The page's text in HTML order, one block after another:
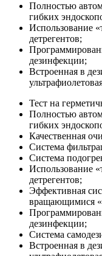
Полностью
гибких
Использование
детрегентов;
дезинфекции;
Встроенная в
Тест на
Полностью
гибких
Качественная
Система
Система
Использование
детрегентов;
Эффективная
вращающимися
дезинфекции;
Система
Встроенная в